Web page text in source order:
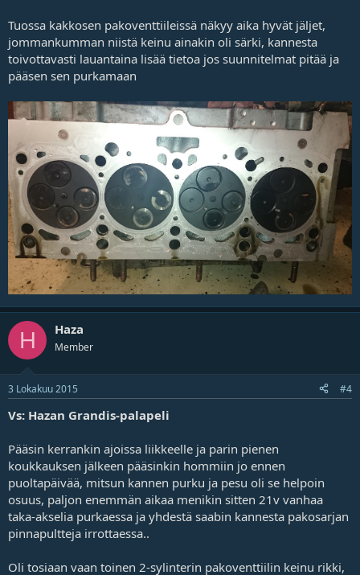
Tuossa kakkosen pakoventtiileissä näkyy aika hyvät jäljet,
jommankumman niistä keinu ainakin oli särki, kannesta
toivottavasti lauantaina lisää tietoa jos suunnitelmat pitää ja
pääsen sen purkamaan
H Haza
Member
3 Lokakuu 2015 #4
Vs: Hazan Grandis-palapeli
Pääsin kerrankin ajoissa liikkeelle ja parin pienen
koukkauksen jälkeen pääsinkin hommiin jo ennen
puoltapäivää, mitsun kannen purku ja pesu oli se helpoin
osuus, paljon enemmän aikaa menikin sitten 21v vanhaa
taka-akselia purkaessa ja yhdestä saabin kannesta pakosarjan
pinnapultteja irrottaessa..
Oli tosiaan vaan toinen 2-sylinterin pakoventtiilin keinu rikki,